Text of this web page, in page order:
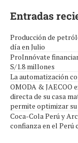
Entradas
Producción de
día en Julio
ProInnóvate
S/1.8 millones
La automatización
OMODA & JAECOO
directa de su casa
permite optimizar su
Coca-Cola Perú y
confianza en el Perú